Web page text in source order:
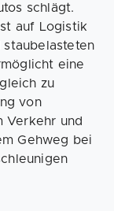
schlägt.
auf Logistik
eine
zu
von
Verkehr und
Gehweg bei